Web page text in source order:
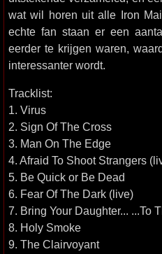
wat wil horen uit alle Iron
echte fan staan er een
eerder te krijgen waren,
interessanter wordt.
Tracklist:
1. Virus
2. Sign Of The Cross
3. Man On The Edge
4. Afraid To Shoot Strangers
5. Be Quick or Be Dead
6. Fear Of The Dark (live)
7. Bring Your Daughter... ...To
8. Holy Smoke
9. The Clairvoyant